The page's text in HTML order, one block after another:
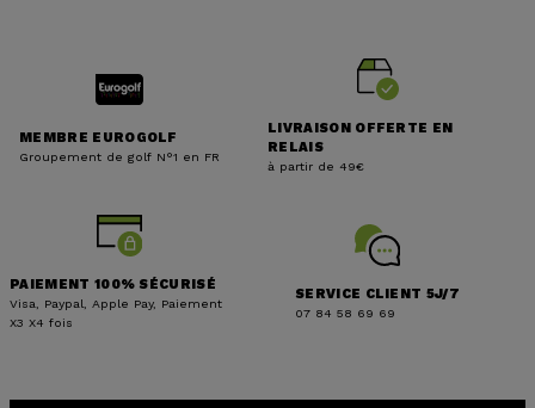
MEMBRE EUROGOLF
Groupement de golf N°1 en FR
LIVRAISON OFFERTE EN
RELAIS
à partir de 49€
PAIEMENT 100% SÉCURISÉ
Visa, Paypal, Apple Pay, Paiement
X3 X4 fois
SERVICE CLIENT 5J/7
07 84 58 69 69